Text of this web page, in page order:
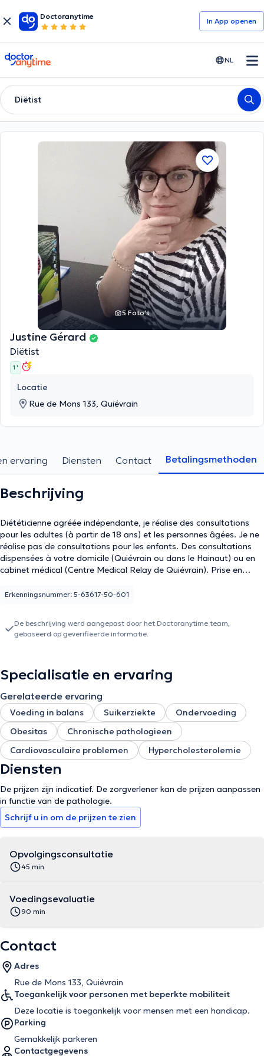
Doctoranytime
In App openen
doctoranytime NL
Diëtist
5 Foto's
Justine Gérard
Diëtist
1 '
Locatie
Rue de Mons 133, Quiévrain
ervaring Diensten Contact Betalingsmethoden
Beschrijving
Diététicienne agréée indépendante, je réalise des consultations
pour les adultes (à partir de 18 ans) et les personnes âgées. Je ne
réalise pas de consultations pour les enfants. Des consultations
dispensées à votre domicile (Quiévrain ou dans le Hainaut) ou en
cabinet médical (Centre Medical Relay de Quiévrain). Prise en
artérielle, hypercholestérolémie, intolérances alimentaires,
Erkenningsnummer: 5-63617-50-601
De beschrijving werd aangepast door het Doctoranytime team,
gebaseerd op geverifieerde informatie.
Specialisatie en ervaring
Gerelateerde ervaring
Voeding in balans Suikerziekte
Ondervoeding
Obesitas
Chronische pathologieen
Cardiovasculaire problemen
Hypercholesterolemie
Diensten
De prijzen zijn indicatief. De zorgverlener kan de prijzen aanpassen
in functie van de pathologie.
Schrijf u in om de prijzen te zien
Opvolgingsconsultatie
45 min
Voedingsevaluatie
90 min
Contact
Adres
Rue de Mons 133, Quiévrain
Toegankelijk voor personen met beperkte mobiliteit
Deze locatie is toegankelijk voor mensen met een handicap.
Parking
Gemakkelijk parkeren
Contactgegevens